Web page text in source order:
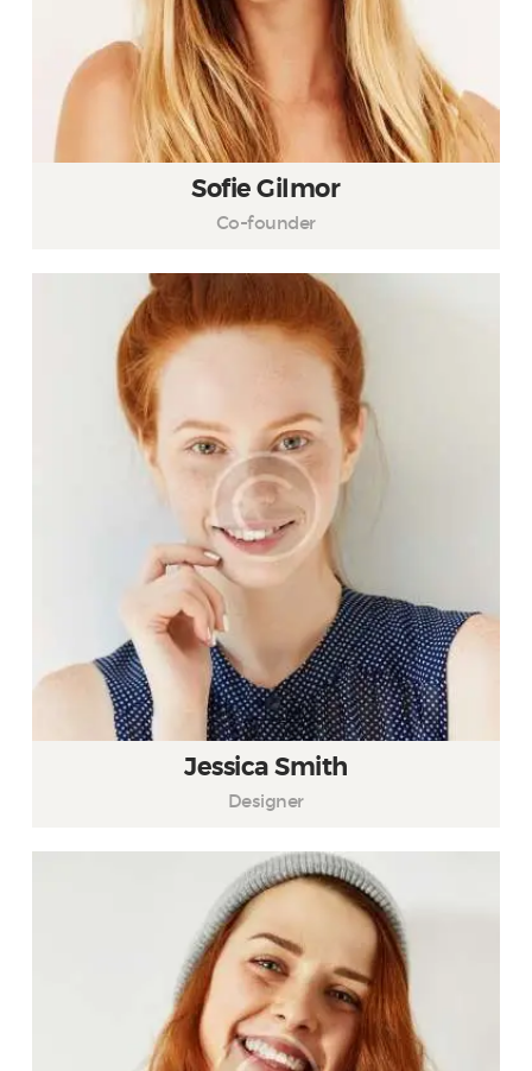
Sofie Gilmor
Co-founder
Jessica Smith
Designer